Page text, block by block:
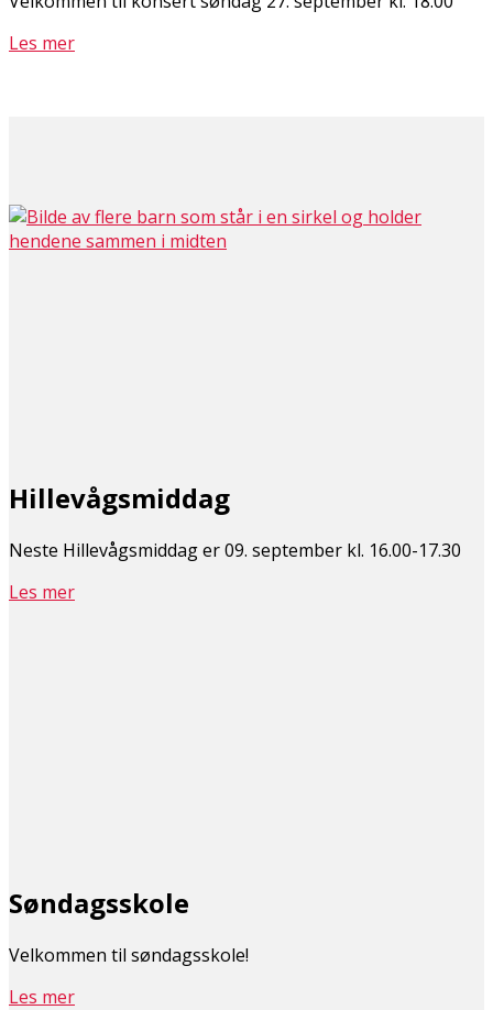
Les mer
Hillevågsmiddag
Neste Hillevågsmiddag er 09. september kl. 16.00-17.30
Les mer
Søndagsskole
Velkommen til søndagsskole!
Les mer